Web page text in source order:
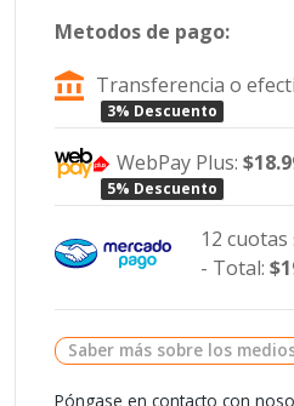
Metodos de pago:
Transferencia o
3% Descuento
WebPay Plus:
5% Descuento
12
- Total:
Saber más sobre los
Póngase en contacto con